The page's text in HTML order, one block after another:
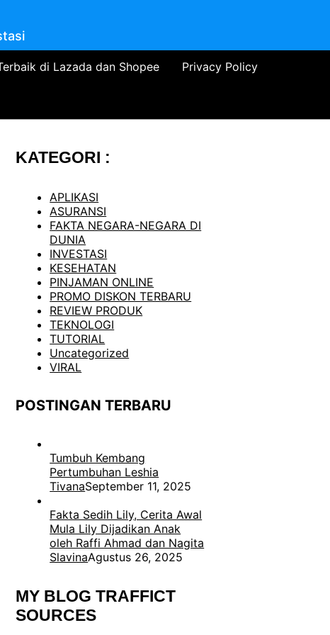
di Lazada dan Shopee Privacy Policy
KATEGORI :
APLIKASI
ASURANSI
FAKTA NEGARA-NEGARA DI
DUNIA
INVESTASI
KESEHATAN
PINJAMAN ONLINE
PROMO DISKON TERBARU
REVIEW PRODUK
TEKNOLOGI
TUTORIAL
Uncategorized
VIRAL
POSTINGAN TERBARU
Tumbuh Kembang
Pertumbuhan Leshia
TivanaSeptember 11, 2025
Fakta Sedih Lily, Cerita Awal
Mula Lily Dijadikan Anak
oleh Raffi Ahmad dan Nagita
SlavinaAgustus 26, 2025
MY BLOG TRAFFICT
SOURCES